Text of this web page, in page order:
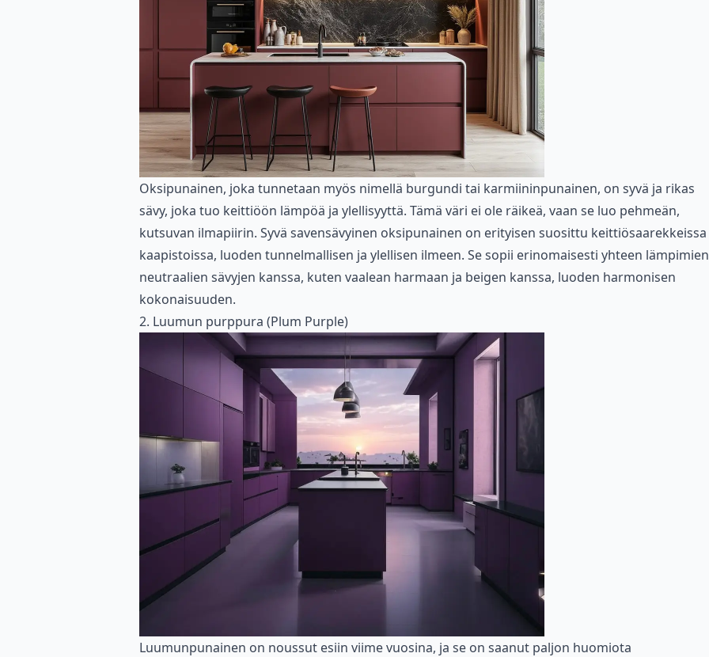
Oksipunainen, joka tunnetaan myös nimellä burgundi tai karmiininpunainen, on syvä ja rikas
sävy, joka tuo keittiöön lämpöä ja ylellisyyttä. Tämä väri ei ole räikeä, vaan se luo pehmeän,
kutsuvan ilmapiirin. Syvä savensävyinen oksipunainen on erityisen suosittu keittiösaarekkeissa
kaapistoissa, luoden tunnelmallisen ja ylellisen ilmeen. Se sopii erinomaisesti yhteen lämpimien
neutraalien sävyjen kanssa, kuten vaalean harmaan ja beigen kanssa, luoden harmonisen
kokonaisuuden.
2. Luumun purppura (Plum Purple)
Luumunpunainen on noussut esiin viime vuosina, ja se on saanut paljon huomiota